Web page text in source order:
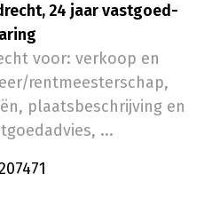
24 jaar vastgoed-
voor: verkoop en
rentmeesterschap,
plaatsbeschrijving en
...